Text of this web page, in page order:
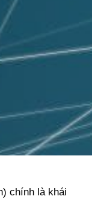
chính là khái